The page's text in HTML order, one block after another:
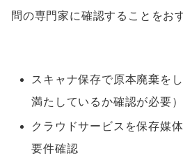
問の専門家に確認することをお
スキャナ保存で原本廃棄を
満たしているか確認が必要）
クラウドサービスを保存媒
要件確認